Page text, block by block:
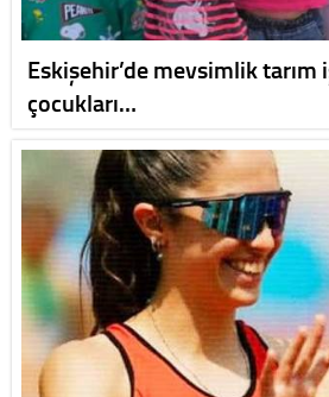
Eskişehir’de mevsimlik tarım
çocukları…